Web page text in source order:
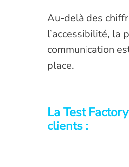
Au-delà des
l’accessibilité, la
communication
place.
La Test
clients :